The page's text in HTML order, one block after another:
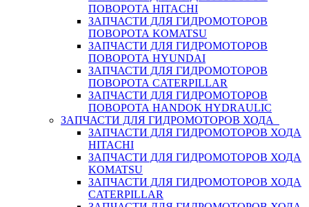
ПОВОРОТА HITACHI
ЗАПЧАСТИ ДЛЯ ГИДРОМОТОРОВ
ПОВОРОТА KOMATSU
ЗАПЧАСТИ ДЛЯ ГИДРОМОТОРОВ
ПОВОРОТА HYUNDAI
ЗАПЧАСТИ ДЛЯ ГИДРОМОТОРОВ
ПОВОРОТА CATERPILLAR
ЗАПЧАСТИ ДЛЯ ГИДРОМОТОРОВ
ПОВОРОТА HANDOK HYDRAULIC
ЗАПЧАСТИ ДЛЯ ГИДРОМОТОРОВ ХОДА
ЗАПЧАСТИ ДЛЯ ГИДРОМОТОРОВ ХОДА
HITACHI
ЗАПЧАСТИ ДЛЯ ГИДРОМОТОРОВ ХОДА
KOMATSU
ЗАПЧАСТИ ДЛЯ ГИДРОМОТОРОВ ХОДА
CATERPILLAR